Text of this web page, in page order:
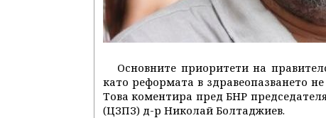
Основните приоритети на
като реформата в здравеопазването
Това коментира пред БНР
(ЦЗПЗ) д-р Николай Болтаджиев.